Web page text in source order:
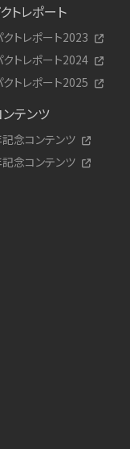
トレポート
クトレポート2023
クトレポート2024
クトレポート2025
テンツ
念コンテンツ
念コンテンツ